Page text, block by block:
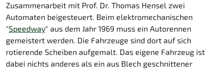
Zusammenarbeit mit Prof. Dr. Thomas Hensel zwei
Automaten beigesteuert. Beim elektromechanischen
"Speedway" aus dem Jahr 1969 muss ein Autorennen
gemeistert werden. Die Fahrzeuge sind dort auf sich
rotierende Scheiben aufgemalt. Das eigene Fahrzeug ist
dabei nichts anderes als ein aus Blech geschnittener